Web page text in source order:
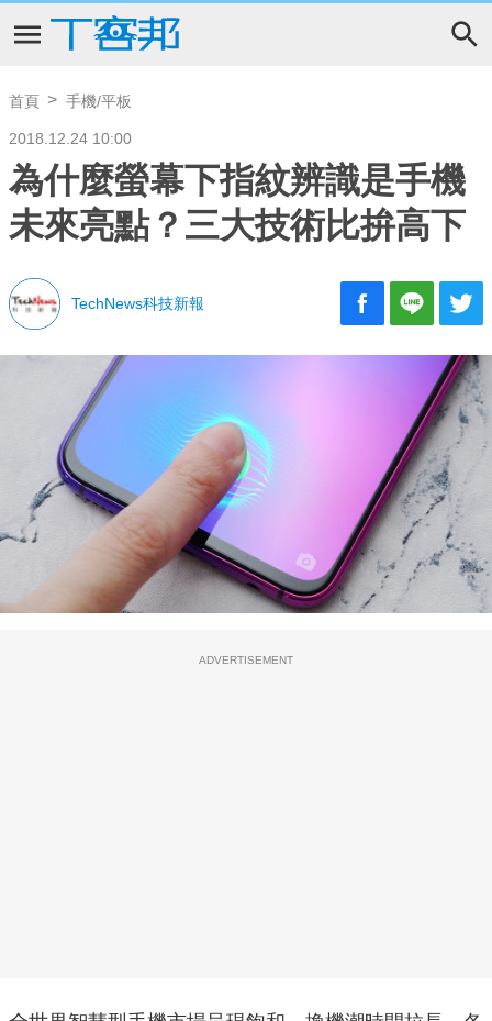
首頁 手機/平板
2018.12.24 10:00
為什麼螢幕下指紋辨識是手機
未來亮點？三大技術比拚高下
TechNews科技新報
ADVERTISEMENT